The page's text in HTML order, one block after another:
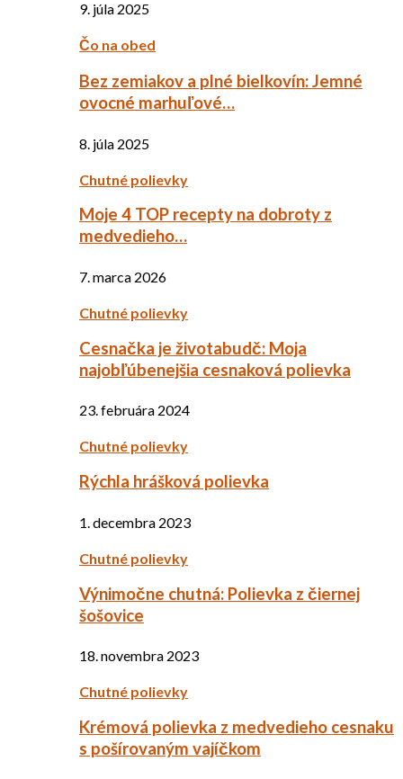
9. júla 2025
Čo na obed
Bez zemiakov a plné bielkovín: Jemné
ovocné marhuľové…
8. júla 2025
Chutné polievky
Moje 4 TOP recepty na dobroty z
medvedieho…
7. marca 2026
Chutné polievky
Cesnačka je životabudč: Moja
najobľúbenejšia cesnaková polievka
23. februára 2024
Chutné polievky
Rýchla hrášková polievka
1. decembra 2023
Chutné polievky
Výnimočne chutná: Polievka z čiernej
šošovice
18. novembra 2023
Chutné polievky
Krémová polievka z medvedieho cesnaku
s pošírovaným vajíčkom